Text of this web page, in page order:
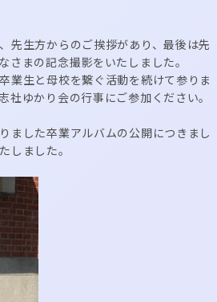
先生方からのご挨拶があり、最後は先
さまの記念撮影をいたしました。
業生と母校を繋ぐ活動を続けて参りま
社ゆかり会の行事にご参加ください。
ました卒業アルバムの公開につきまし
しました。